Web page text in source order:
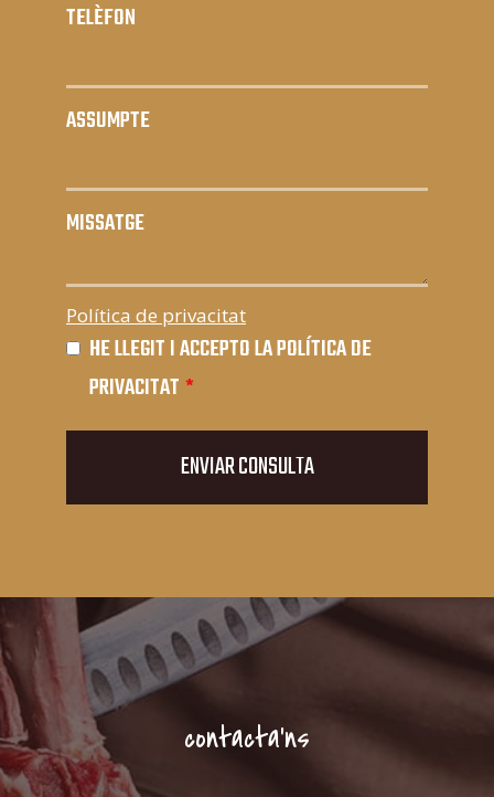
TELÈFON
ASSUMPTE
MISSATGE
Política de privacitat
HE LLEGIT I ACCEPTO LA POLÍTICA DE
PRIVACITAT*
ENVIAR CONSULTA
contacta’ns